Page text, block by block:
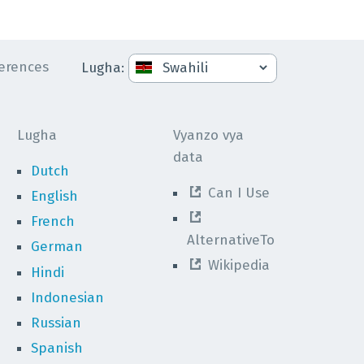
Lugha:
Lugha
Dutch
English
French
German
Hindi
Indonesian
Russian
Spanish
Vyanzo vya
data
Can I Use
AlternativeTo
Wikipedia